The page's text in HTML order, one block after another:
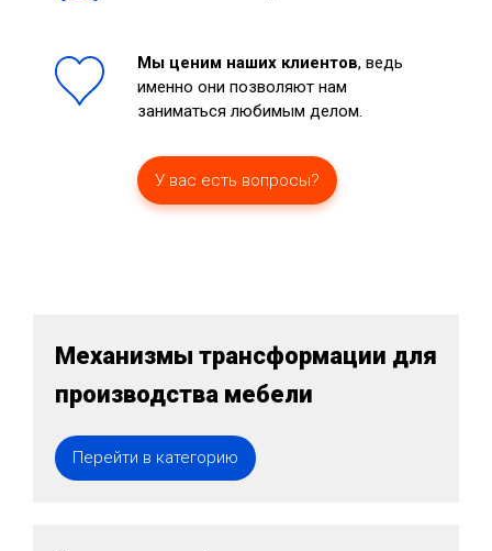
Мы ценим наших клиентов, ведь
именно они позволяют нам
заниматься любимым делом.
У вас есть вопросы?
Механизмы трансформации для
производства мебели
Перейти в категорию